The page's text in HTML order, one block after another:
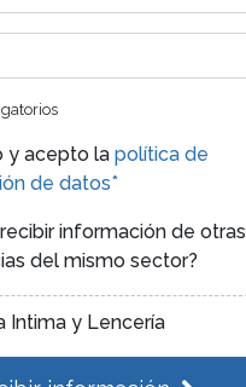
y acepto la política de
de datos*
información de otras
del mismo sector?
Intima y Lencería